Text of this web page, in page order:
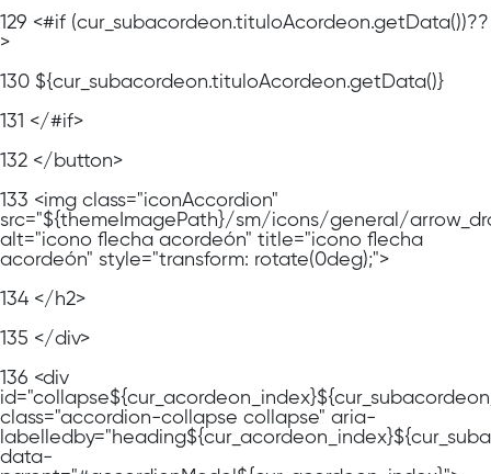
129 <#if (cur_subacordeon.tituloAcordeon.getData())??
>
130 ${cur_subacordeon.tituloAcordeon.getData()}
131 </#if>
132 </button>
133 <img class="iconAccordion"
src="${themeImagePath}/sm/icons/general/
alt="icono flecha acordeón" title="icono flecha
acordeón" style="transform: rotate(0deg);">
134 </h2>
135 </div>
136 <div
class="accordion-collapse collapse" aria-
data-